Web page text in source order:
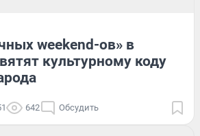
weekend-ов» в
культурному коду
642 Обсудить